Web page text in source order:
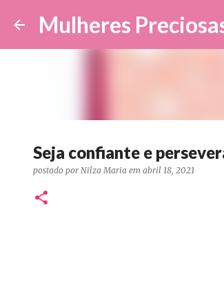
Mulheres
Seja confiante e
postado por Nilza Maria em abril 18, 2021